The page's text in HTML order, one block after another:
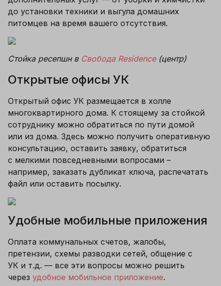
до установки техники и выгула домашних
питомцев на время вашего отсутствия.
Стойка ресепшн в Свобода Residence (центр)
Открытые офисы УК
Открытый офис УК размещается в холле
многоквартирного дома. К стоящему за стойкой
сотруднику можно обратиться по пути домой
или из дома. Здесь можно получить оперативную
консультацию, оставить заявку, обратиться
с мелкими повседневными вопросами –
например, заказать дубликат ключа, распечатать
файл или оставить посылку.
Удобные мобильные приложения
Оплата коммунальных счетов, жалобы,
претензии, схемы разводки сетей, общение с
УК и т.д. — все эти вопросы можно решить
через удобное мобильное приложение.